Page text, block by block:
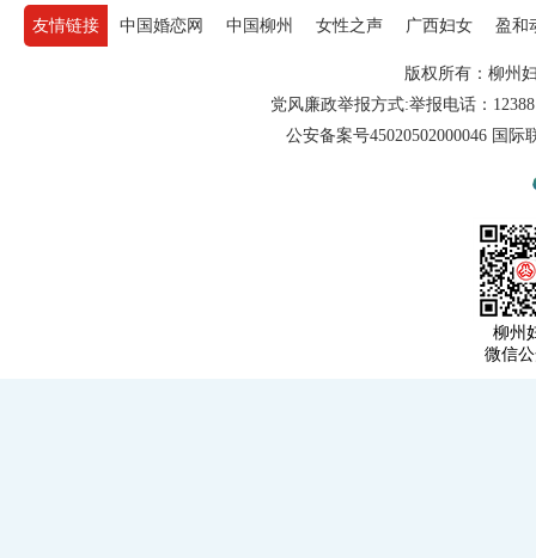
友情链接 中国婚恋网 中国柳州 女性之声 广西妇女 盈和
版权所有：柳州
党风廉政举报方式:举报电话：
公安备案号45020502000046 国
柳州
微信